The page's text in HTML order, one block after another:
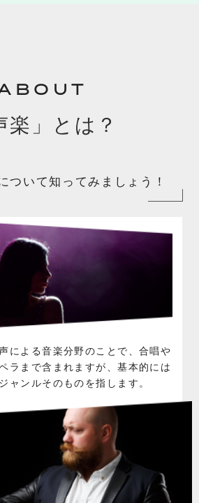
楽」とは？
ついて知ってみましょう！
による音楽分野のことで、合唱や
ラまで含まれますが、基本的には
ャンルそのものを指します。